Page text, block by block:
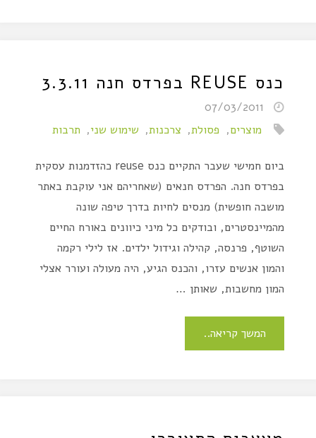
כנס REUSE בפרדס חנה 3.3.11
07/03/2011
מוצרים, פסולת, צרכנות, שימוש שני, תרבות
ביום חמישי שעבר התקיים כנס reuse כהזדמנות עסקית
בפרדס חנה. הפרדס חנאים (שאחריהם אני עוקבת באתר
מושבה חופשית) מנסים לחיות בדרך טיפה שונה
מהמיינסטרים, ובודקים כל מיני כיוונים באורח החיים
השוטף, פרנסה, קהילה וגידול ילדים. אז לילי רקמה
והמון אנשים עזרו, והכנס הגיע, היה מעולה ועורר אצלי
המון מחשבות, שאותן …
המשך קריאה..